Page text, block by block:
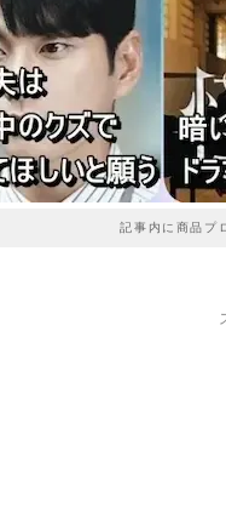
記事内に商品プ